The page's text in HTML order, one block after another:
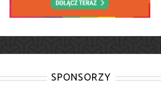
SPONSORZY